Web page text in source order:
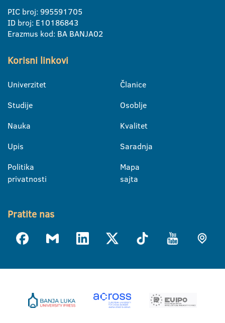
PIC broj: 995591705
ID broj: E10186843
Erazmus kod: BA BANJA02
Korisni linkovi
Univerzitet
Studije
Nauka
Upis
Politika
privatnosti
Članice
Osoblje
Kvalitet
Saradnja
Mapa
sajta
Pratite nas